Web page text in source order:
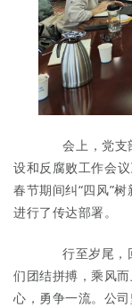
会上，党支
设和反腐败工作会议
春节期间纠“四风”
进行了传达部署。
行至岁尾，
们团结拼搏，乘风
心，勇争一流。公